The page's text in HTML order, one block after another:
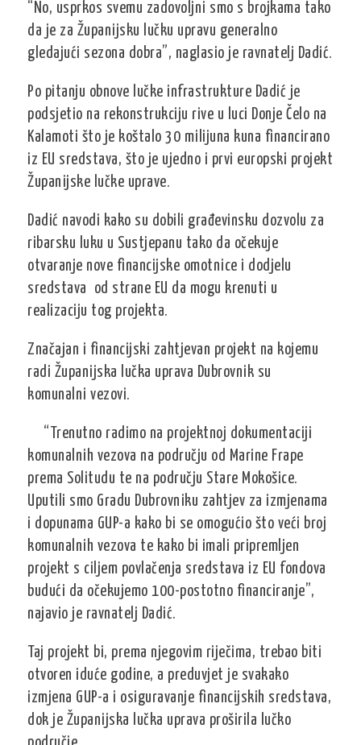
“No, usprkos svemu zadovoljni smo s brojkama tako
da je za Županijsku lučku upravu generalno
gledajući sezona dobra”, naglasio je ravnatelj Dadić.
Po pitanju obnove lučke infrastrukture Dadić je
podsjetio na rekonstrukciju rive u luci Donje Čelo na
Kalamoti što je koštalo 30 milijuna kuna financirano
iz EU sredstava, što je ujedno i prvi europski projekt
Županijske lučke uprave.
Dadić navodi kako su dobili građevinsku dozvolu za
ribarsku luku u Sustjepanu tako da očekuje
otvaranje nove financijske omotnice i dodjelu
sredstava od strane EU da mogu krenuti u
realizaciju tog projekta.
Značajan i financijski zahtjevan projekt na kojemu
radi Županijska lučka uprava Dubrovnik su
komunalni vezovi.
“Trenutno radimo na projektnoj dokumentaciji
komunalnih vezova na području od Marine Frape
prema Solitudu te na području Stare Mokošice.
Uputili smo Gradu Dubrovniku zahtjev za izmjenama
i dopunama GUP-a kako bi se omogućio što veći broj
komunalnih vezova te kako bi imali pripremljen
projekt s ciljem povlačenja sredstava iz EU fondova
budući da očekujemo 100-postotno financiranje”,
najavio je ravnatelj Dadić.
Taj projekt bi, prema njegovim riječima, trebao biti
otvoren iduće godine, a preduvjet je svakako
izmjena GUP-a i osiguravanje financijskih sredstava,
dok je Županijska lučka uprava proširila lučko